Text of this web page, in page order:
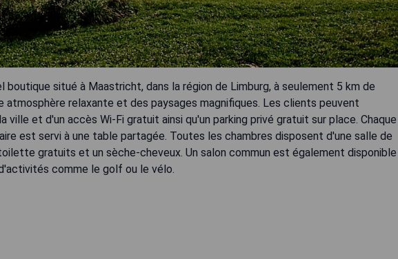
situé à Maastricht, dans la région de Limburg, à seulement 5 km de
relaxante et des paysages magnifiques. Les clients peuvent
ville et d'un accès Wi-Fi gratuit ainsi qu'un parking privé gratuit sur place. Chaque
est servi à une table partagée. Toutes les chambres disposent d'une salle de
gratuits et un sèche-cheveux. Un salon commun est également disponible
comme le golf ou le vélo.